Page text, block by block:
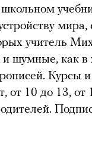
учитель
шумные, как в
Курсы
от 10 до 13, от